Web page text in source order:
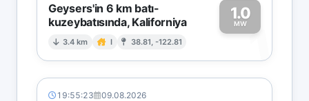
Geysers'in 6 km batı-
kuzeybatısında, Kaliforniya
3.4 km I 38.81, -122.81
1.0
MW1
19:55:23 09.08.2026